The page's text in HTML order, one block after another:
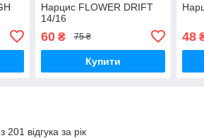
Нарцис FLOWER DRIFT
14/16
60₴ 75 ₴
Купити
48
201 відгука за рік